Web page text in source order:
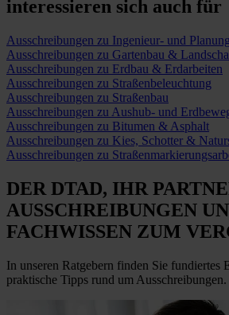
interessieren sich auch für
Ausschreibungen zu Ingenieur- und
Ausschreibungen zu Gartenbau &
Ausschreibungen zu Erdbau & Erdarbeiten
Ausschreibungen zu Straßenbeleuchtung
Ausschreibungen zu Straßenbau
Ausschreibungen zu Aushub- und
Ausschreibungen zu Bitumen & Asphalt
Ausschreibungen zu Kies, Schotter &
Ausschreibungen zu
DER DTAD, IHR
AUSSCHREIBUNGEN
FACHWISSEN ZUM
In unseren Ratgebern finden Sie fundiertes
praktische Tipps rund um Ausschreibungen.